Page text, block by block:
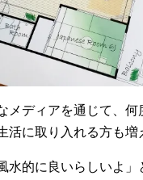
メディアを通じて、何
活に取り入れる方も増
水的に良いらしいよ」